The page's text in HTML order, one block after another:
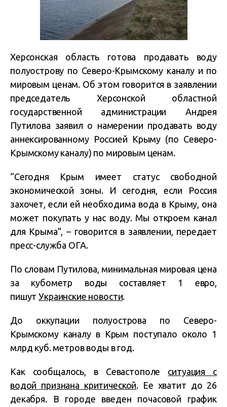
Херсонская область готова продавать
воду
полуострову по Северо-Крымскому каналу и по
мировым ценам. Об этом говорится в заявлении
председатель Херсонской областной
государственной администрации Андрея
Путилова заявил о намерении продавать воду
аннексированному Россией Крыму (по Северо-
Крымскому каналу) по мировым ценам.
“Сегодня Крым имеет статус свободной
экономической зоны. И сегодня, если Россия
захочет, если ей необходима вода в Крыму, она
может покупать у нас воду. Мы откроем канал
для Крыма”, – говорится в заявлении, передает
пресс-служба ОГА.
По словам Путилова, минимальная мировая цена
за кубометр воды составляет 1 евро,
пишутУкраинские новости.
До оккупации полуострова по Северо-
Крымскому каналу в Крым поступало около 1
млрд куб. метров воды в год.
Как сообщалось, в Севастополе ситуация с
водой признана критической. Ее хватит до 26
декабря. В городе введен почасовой график